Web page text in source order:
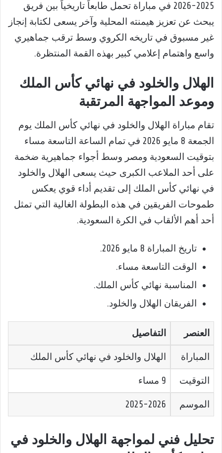
2025-2026 في مباراة تحمل طابعاً تاريخياً بين فريق
يبحث عن تعزيز هيمنته المحلية وآخر يسعى لكتابة إنجاز
غير مسبوق في تاريخه الكروي وسط ترقب جماهيري
واسع واهتمام إعلامي كبير بهذه القمة المنتظرة.
الهلال والخلود في نهائي كأس الملك
وموعد المواجهة المرتقبة
تقام مباراة الهلال والخلود في نهائي كأس الملك يوم
الجمعة 8 مايو 2026 في تمام الساعة التاسعة مساء
بتوقيت السعودية ومصر وسط أجواء جماهيرية ضخمة
على أحد الملاعب الكبرى حيث يسعى الهلال والخلود
في نهائي كأس الملك إلى تقديم أداء قوي يعكس
طموحات الفريقين في هذه البطولة الغالية التي تمثل
أحد أهم الألقاب في الكرة السعودية.
تاريخ المباراة 8 مايو 2026.
الوقت التاسعة مساء.
المناسبة نهائي كأس الملك.
الفريقان الهلال والخلود.
العنصر التفاصيل
المباراة الهلال والخلود في نهائي كأس الملك
التوقيت 9 مساء
الموسم 2025-2026
تحليل فني لمواجهة الهلال والخلود في